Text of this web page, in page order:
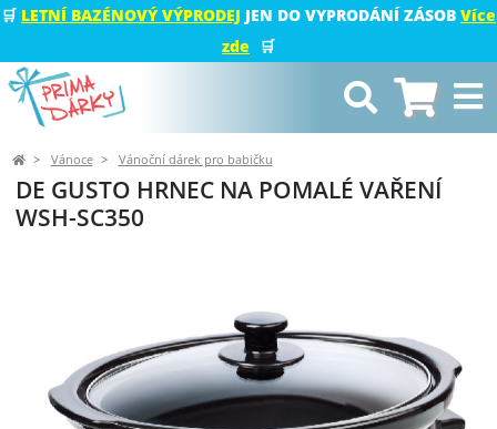
🛒 LETNÍ BAZÉNOVÝ VÝPRODEJ JEN DO VYPRODÁNÍ ZÁSOB Více
zde
🛒
Vánoce Vánoční dárek pro babičku
DE GUSTO HRNEC NA POMALÉ VAŘENÍ
WSH-SC350